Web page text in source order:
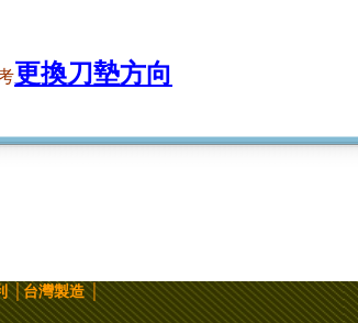
更換刀墊方向
│台灣製造 │